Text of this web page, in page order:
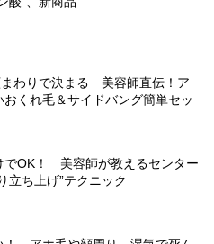
まわりで決まる 美容師直伝！ア
くれ毛＆サイドバング簡単セッ
でOK！ 美容師が教えるセンター
立ち上げ”テクニック